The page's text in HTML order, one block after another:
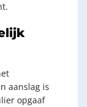
aanslag is
opgaaf